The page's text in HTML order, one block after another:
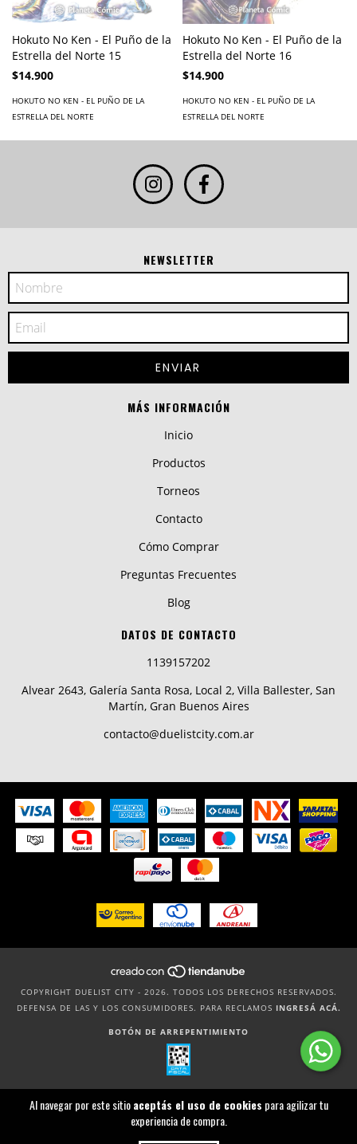
Al navegar por este sitioaceptás el uso de cookies para agilizar tu
experiencia de compra.
Hokuto No Ken - El Puño de la
Estrella del Norte 15
$14.900
HOKUTO NO KEN - EL PUÑO DE LA
ESTRELLA DEL NORTE
Hokuto No Ken - El Puño de la
Estrella del Norte 16
$14.900
HOKUTO NO KEN - EL PUÑO DE LA
ESTRELLA DEL NORTE
NEWSLETTER
MÁS INFORMACIÓN
Inicio
Productos
Torneos
Contacto
Cómo Comprar
Preguntas Frecuentes
Blog
DATOS DE CONTACTO
1139157202
Alvear 2643, Galería Santa Rosa, Local 2, Villa Ballester, San
Martín, Gran Buenos Aires
contacto@duelistcity.com.ar
COPYRIGHT DUELIST CITY - 2026. TODOS LOS DERECHOS RESERVADOS.
DEFENSA DE LAS Y LOS CONSUMIDORES. PARA RECLAMOS INGRESÁ ACÁ.
BOTÓN DE ARREPENTIMIENTO